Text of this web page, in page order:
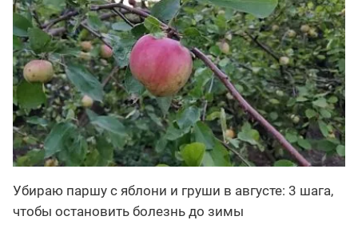
Убираю паршу с яблони и груши в августе: 3 шага,
чтобы остановить болезнь до зимы